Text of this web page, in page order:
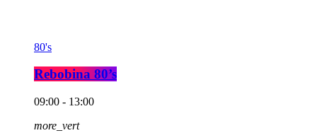
80's
Rebobina 80’s
09:00 - 13:00
more_vert